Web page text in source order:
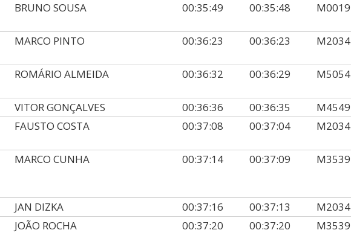
BRUNO SOUSA 00:35:49 00:35:48 M0019
MARCO PINTO 00:36:23 00:36:23 M2034
ROMÁRIO ALMEIDA 00:36:32 00:36:29 M5054
VITOR GONÇALVES 00:36:36 00:36:35 M4549
FAUSTO COSTA 00:37:08 00:37:04 M2034
MARCO CUNHA 00:37:14 00:37:09 M3539
JAN DIZKA 00:37:16 00:37:13 M2034
JOÃO ROCHA 00:37:20 00:37:20 M3539